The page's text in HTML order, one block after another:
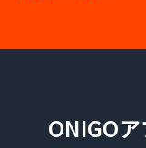
ONIGO